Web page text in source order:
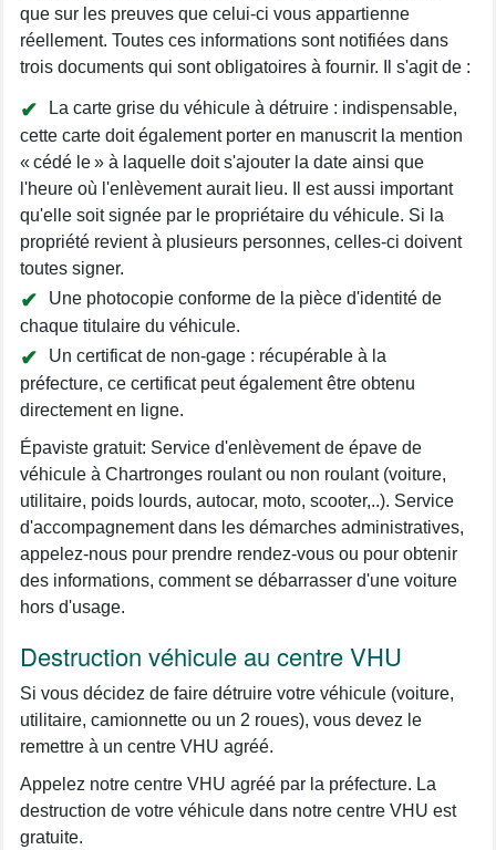
que sur les preuves que celui-ci vous appartienne
réellement. Toutes ces informations sont notifiées dans
trois documents qui sont obligatoires à fournir. Il s'agit de :
La carte grise du véhicule à détruire : indispensable,
cette carte doit également porter en manuscrit la mention
« cédé le » à laquelle doit s'ajouter la date ainsi que
l'heure où l'enlèvement aurait lieu. Il est aussi important
qu'elle soit signée par le propriétaire du véhicule. Si la
propriété revient à plusieurs personnes, celles-ci doivent
toutes signer.
Une photocopie conforme de la pièce d'identité de
chaque titulaire du véhicule.
Un certificat de non-gage : récupérable à la
préfecture, ce certificat peut également être obtenu
directement en ligne.
Épaviste gratuit: Service d'enlèvement de épave de
véhicule à Chartronges roulant ou non roulant (voiture,
utilitaire, poids lourds, autocar, moto, scooter,..). Service
d'accompagnement dans les démarches administratives,
appelez-nous pour prendre rendez-vous ou pour obtenir
des informations, comment se débarrasser d'une voiture
hors d'usage.
Destruction véhicule au centre VHU
Si vous décidez de faire détruire votre véhicule (voiture,
utilitaire, camionnette ou un 2 roues), vous devez le
remettre à un centre VHU agréé.
Appelez notre centre VHU agréé par la préfecture. La
destruction de votre véhicule dans notre centre VHU est
gratuite.